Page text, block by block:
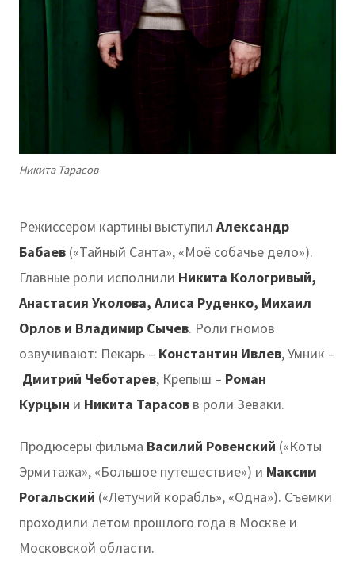
Никита Тарасов
Режиссером картины выступил Александр
Бабаев («Тайный Санта», «Моё собачье дело»).
Главные роли исполнили Никита Кологривый,
Анастасия Уколова, Алиса Руденко, Михаил
Орлов и Владимир Сычев. Роли гномов
озвучивают: Пекарь – Константин Ивлев, Умник –
Дмитрий Чеботарев, Крепыш – Роман
Курцын и Никита Тарасов в роли Зеваки.
Продюсеры фильма Василий Ровенский («Коты
Эрмитажа», «Большое путешествие») и Максим
Рогальский («Летучий корабль», «Одна»). Съемки
проходили летом прошлого года в Москве и
Московской области.